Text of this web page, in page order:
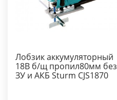
Лобзик аккумуляторный
18В б/щ пропил80мм без
ЗУ и АКБ Sturm CJS1870